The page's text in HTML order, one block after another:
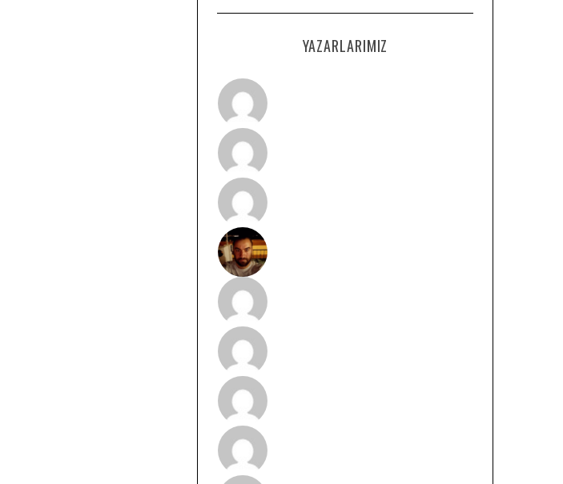
YAZARLARIMIZ